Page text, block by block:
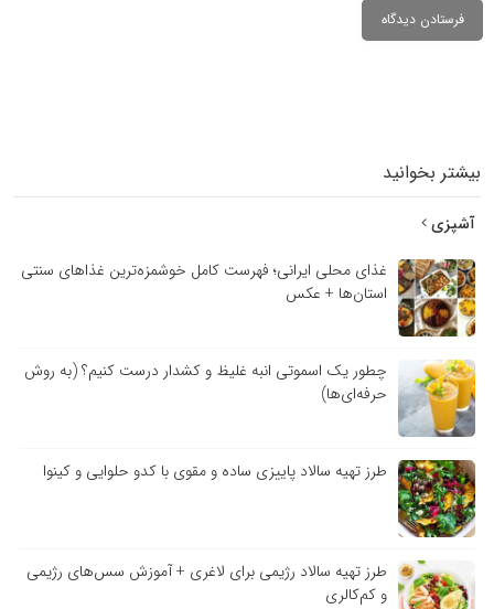
بیشتر بخوانید
آشپزی
غذای محلی ایرانی؛ فهرست کامل خوشمزه‌ترین غذاهای سنتی
استان‌ها + عکس
چطور یک اسموتی انبه غلیظ و کشدار درست کنیم؟ (به روش
حرفه‌ای‌ها)
طرز تهیه سالاد پاییزی ساده و مقوی با کدو حلوایی و کینوا
طرز تهیه سالاد رژیمی برای لاغری + آموزش سس‌های رژیمی
و کم‌کالری